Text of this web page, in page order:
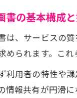
書の基本構成
は、サービスの
られます。こ
利用者の特性や
情報共有が円滑